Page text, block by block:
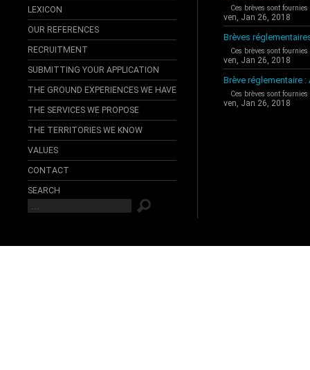
LEXICON
OUR REFERENCES
RECRUITMENT
SUBMITTING YOUR APPLICATION
THE GROUND EXPERIENCES WE HAVE
THE SERVICES WE PROPOSE
THE TERRITORIES WE KNOW
VALUES
CONTACT
SEARCH
Ces brèves sont
ven, Jan 26, 2018
Brèves
Ces brèves sont
ven, Jan 26, 2018
Brève réglementaire :
Ces brèves sont
ven, Jan 26, 2018